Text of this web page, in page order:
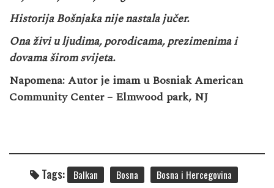
Historija Bošnjaka nije nastala jučer.
Ona živi u ljudima, porodicama, prezimenima i
dovama širom svijeta.
Napomena: Autor je imam u Bosniak American
Community Center – Elmwood park, NJ
Tags: Balkan Bosna
Bosna i Hercegovina